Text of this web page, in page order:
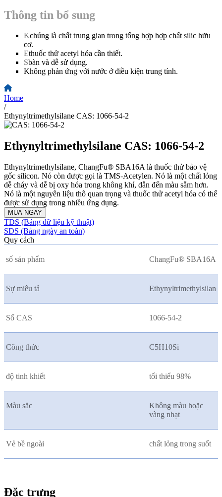
Thông tin bổ sung
Kchúng là chất trung gian trong tổng hợp hợp chất silic hữu
cơ.
Ethuốc thử acetyl hóa cần thiết.
Sbàn và dễ sử dụng.
Không phản ứng với nước ở điều kiện trung tính.
Home
/
Ethynyltrimethylsilane CAS: 1066-54-2
Ethynyltrimethylsilane CAS: 1066-54-2
Ethynyltrimethylsilane, ChangFu® SBA16A là thuốc thử bảo vệ
gốc silicon. Nó còn được gọi là TMS-Acetylen. Nó là một chất lỏng
dễ cháy và dễ bị oxy hóa trong không khí, dẫn đến màu sẫm hơn.
Nó là một nguyên liệu thô quan trọng và thuốc thử acetyl hóa có thể
được sử dụng trong nhiều ứng dụng.
MUA NGAY
TDS (Bảng dữ liệu kỹ thuật)
SDS (Bảng ngày an toàn)
Quy cách
số sản phẩm ChangFu® SBA16A
Sự miêu tả Ethynyltrimethylsilan
Số CAS 1066-54-2
Công thức C5H10Si
độ tinh khiết tối thiểu 98%
Màu sắc
Không màu hoặc
vàng nhạt
Vẻ bề ngoài chất lỏng trong suốt
Đặc trưng